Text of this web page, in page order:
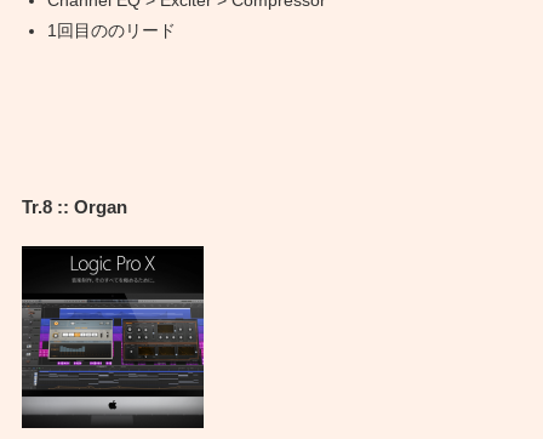
1回目ののリード
Tr.8 :: Organ